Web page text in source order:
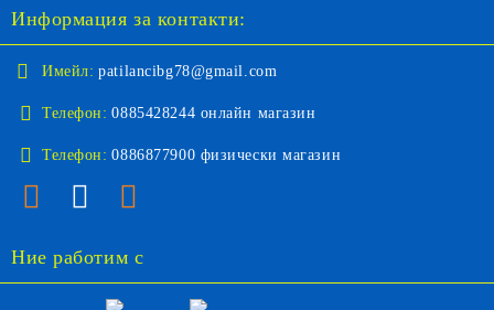
Информация за контакти:
Имейл: patilancibg78@gmail.com
Телефон: 0885428244 онлайн магазин
Телефон: 0886877900 физически магазин
Ние работим с